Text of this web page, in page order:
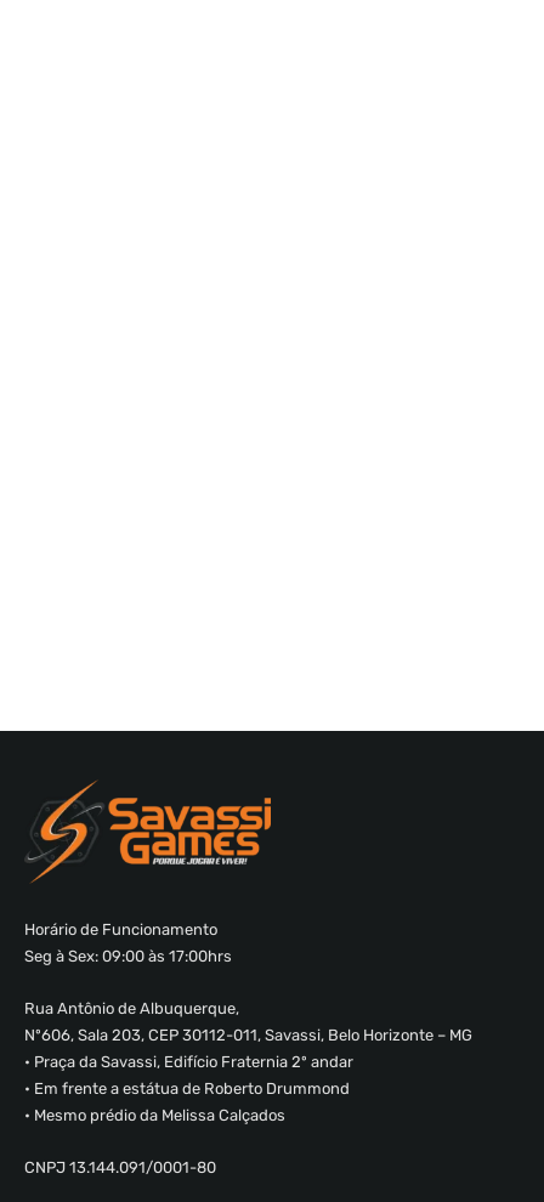
Horário de Funcionamento
Seg à Sex: 09:00 às 17:00hrs
Rua Antônio de Albuquerque,
Nº606, Sala 203, CEP 30112-011, Savassi, Belo Horizonte – MG
• Praça da Savassi, Edifício Fraternia 2º andar
• Em frente a estátua de Roberto Drummond
• Mesmo prédio da Melissa Calçados
CNPJ 13.144.091/0001-80